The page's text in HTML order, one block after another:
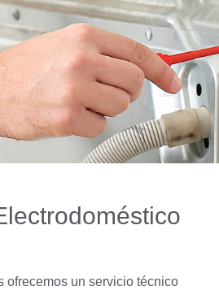
ofrecemos un servicio técnico